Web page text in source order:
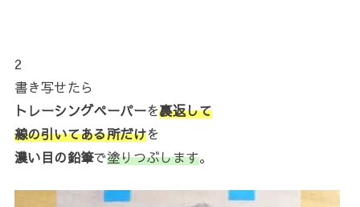
2
書き写せたら
トレーシングペーパーを裏返して
線の引いてある所だけを
濃い目の鉛筆で塗りつぶします。